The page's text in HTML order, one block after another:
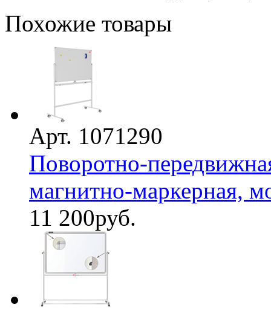
Похожие товары
Арт. 1071290
Поворотно-
магнитно-маркерная,
11 200руб.